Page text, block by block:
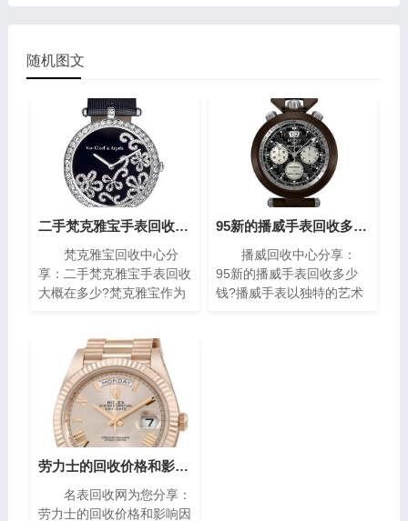
随机图文
二手梵克雅宝手表回收大概在多少?(梵克雅宝高价回收指南)
梵克雅宝回收中心分
享：二手梵克雅宝手表回收
大概在多少?梵克雅宝作为
量而闻名。对于那些拥有一
款梵克雅宝手表的人来说，
了解其回收价格是非常重要
的。本文将为您介绍二手梵
克雅宝手表回收的价格指
南，帮助您获取最高回收
价。
95新的播威手表回收多少钱?(高价回收指南)
播威回收中心分享：
95新的播威手表回收多少
钱?播威手表以独特的艺术
劳力士的回收价格和影响因素(影响劳力士回收价格的因素)
名表回收网为您分享：
劳力士的回收价格和影响因